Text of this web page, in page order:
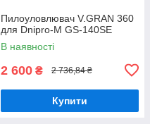
Пилоуловлювач V.GRAN 360
для Dnipro-M GS-140SE
В наявності
2 600 ₴ 2 736,84 ₴
Купити